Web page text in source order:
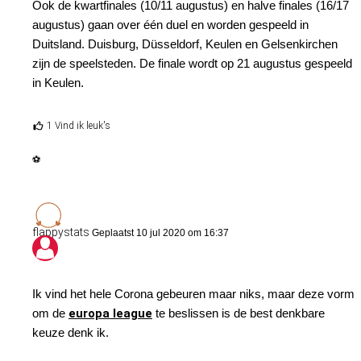
bovenliggende partij. Toch ga ik voor de weddenschap X-Home
win no bet @2.04 (Betsson, medium). Feyenoord is onder
leiding van Advocaat nog ongeslagen, terwijl de bezoekers uit
Glasgow aan een punt genoeg hebben om zich definitief te
Ferencvaros - Espanyol: Onder 2,5 goals
maar de motivatie ligt overduidelijk bij Ferencvaros. Ik maak mij
echter wat zorgen over het gebrek aan scorend vermogen van
de Hongaren, die in hun vier groepswedstrijden pas tweemaal
hun zaken met slechts vier tegentreffers echter prima op orde.
Ik zet daarom wat kleingeld op de weddenschap Onder 2,5
goals @1.90 (Bet365, low). Espanyol was dit toernooi weliswaar
Ook de kwartfinales (10/11 augustus) en halve finales (16/17
augustus) gaan over één duel en worden gespeeld in
Duitsland. Duisburg, Düsseldorf, Keulen en Gelsenkirchen
zijn de speelsteden. De finale wordt op 21 augustus gespeeld
in Keulen.
1 Vind ik leuk's
⚽
flappystats Geplaatst 10 jul 2020 om 16:37
Ik vind het hele Corona gebeuren maar niks, maar deze vorm
om de europa league te beslissen is de best denkbare
keuze denk ik.